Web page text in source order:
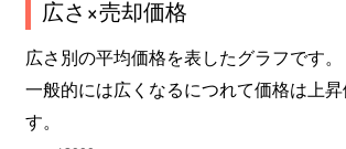
広さ×売却価格
広さ別の平均価格を表したグラフです。
一般的には広くなるにつれて価格は上
す。